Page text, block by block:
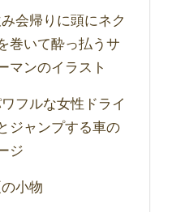
会帰りに頭にネク
巻いて酔っ払うサ
マンのイラスト
フルな女性ドライ
ジャンプする車の
ジ
小物